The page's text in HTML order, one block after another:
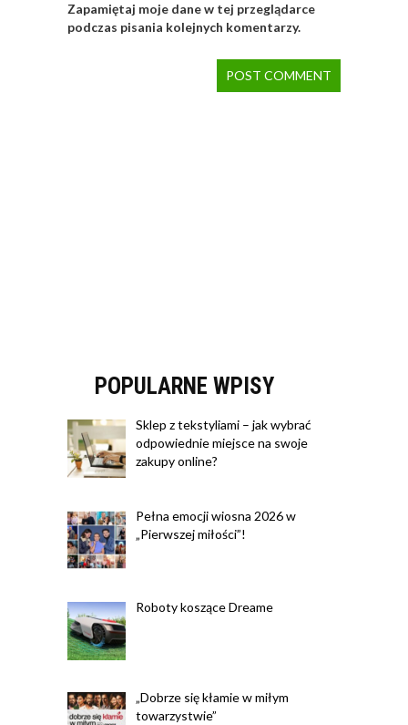
Zapamiętaj moje dane w tej przeglądarce
podczas pisania kolejnych komentarzy.
POPULARNE WPISY
Sklep z tekstyliami – jak wybrać
odpowiednie miejsce na swoje
zakupy online?
Pełna emocji wiosna 2026 w
„Pierwszej miłości”!
Roboty koszące Dreame
„Dobrze się kłamie w miłym
towarzystwie”